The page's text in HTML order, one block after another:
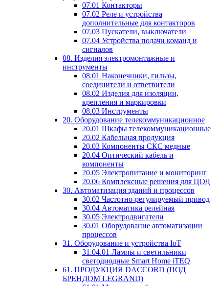
07.01 Контакторы
07.02 Реле и устройства
дополнительные для контакторов
07.03 Пускатели, выключатели
07.04 Устройства подачи команд и
сигналов
08. Изделия электромонтажные и
инструменты
08.01 Наконечники, гильзы,
соединители и ответвители
08.02 Изделия для изоляции,
крепления и маркировки
08.03 Инструменты
20. Оборудование телекоммуникационное
20.01 Шкафы телекоммуникационные
20.02 Кабельная продукция
20.03 Компоненты СКС медные
20.04 Оптический кабель и
компоненты
20.05 Электропитание и мониторинг
20.06 Комплексные решения для ЦОД
30. Автоматизация зданий и процессов
30.02 Частотно-регулируемый привод
30.04 Автоматика релейная
30.05 Электродвигатели
30.01 Оборудование автоматизации
процессов
31. Оборудование и устройства IoT
31.04.01 Лампы и светильники
светодиодные Smart Home iTEQ
61. ПРОДУКЦИЯ DACCORD (ПОД
БРЕНДОМ LEGRAND)